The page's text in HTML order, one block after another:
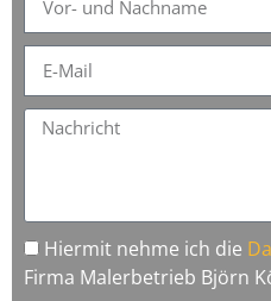
Hiermit nehme ich die
Firma Malerbetrieb Björn